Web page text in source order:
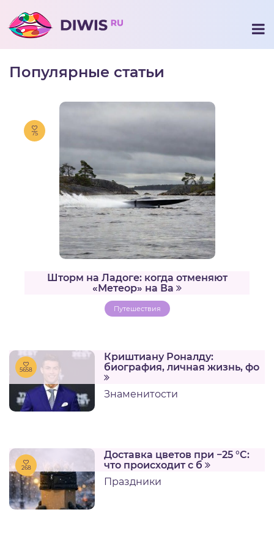
Популярные статьи
75
Шторм на Ладоге: когда отменяют
«Метеор» на Ва
Путешествия
5658
Криштиану Роналду:
биография, личная жизнь, фо
Знаменитости
268
Доставка цветов при −25 °C:
что происходит с б
Праздники